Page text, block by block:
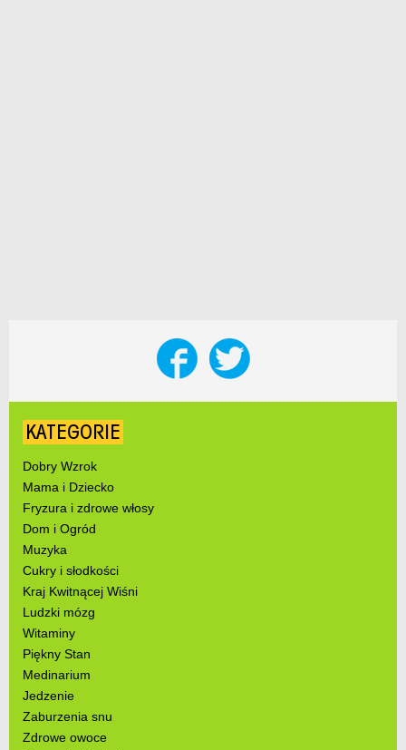
KATEGORIE
Dobry Wzrok
Mama i Dziecko
Fryzura i zdrowe włosy
Dom i Ogród
Muzyka
Cukry i słodkości
Kraj Kwitnącej Wiśni
Ludzki mózg
Witaminy
Piękny Stan
Medinarium
Jedzenie
Zaburzenia snu
Zdrowe owoce